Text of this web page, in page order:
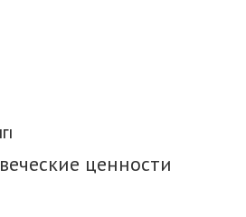
ценности